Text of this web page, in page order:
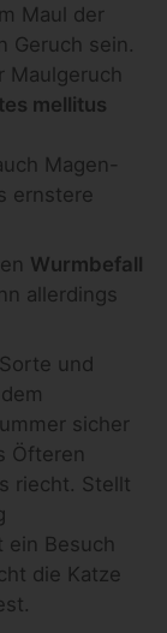
Maul der
Geruch sein.
Maulgeruch
mellitus
Magen-
ernstere
Wurmbefall
allerdings
und
sicher
Öfteren
riecht. Stellt
ein Besuch
die Katze